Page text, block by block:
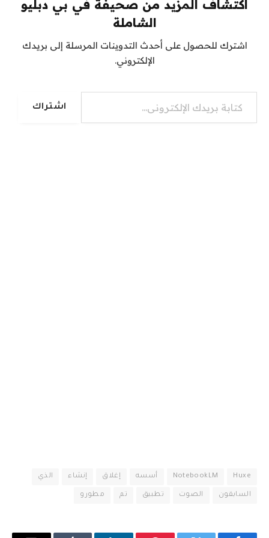
اكتشاف المزيد من صحيفة في بي دبليو
الشاملة
اشترك للحصول على أحدث التدوينات المرسلة إلى بريدك
الإلكتروني.
كتابة بريدك الإلكتروني...
اشتراك
Huxe
NotebookLM أسسه إغلاق إنشاء الذي
السابقون الصوت تطبيق تم مطورو